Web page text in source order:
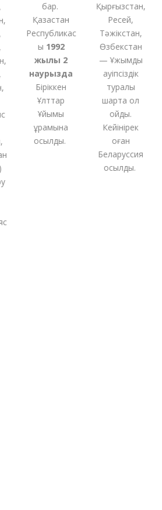
бар.
Қазақстан
Республикас
ы1992
жылы 2
наурызда
Біріккен
Ұлттар
Ұйымы
құрамына
қосылды.
Қырғызстан,
Ресей,
Тәжікстан,
Өзбекстан
— Ұжымдық
қауіпсіздік
туралы
шартқа қол
қойды.
Кейінірек
оған
Беларуссия
қосылды.